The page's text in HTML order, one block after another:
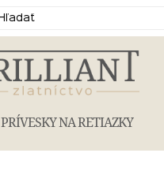
PRÍVESKY NA RETIAZKY